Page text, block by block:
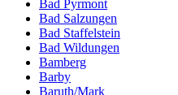
Bad Pyrmont
Bad Salzungen
Bad Staffelstein
Bad Wildungen
Bamberg
Barby
Baruth/Mark